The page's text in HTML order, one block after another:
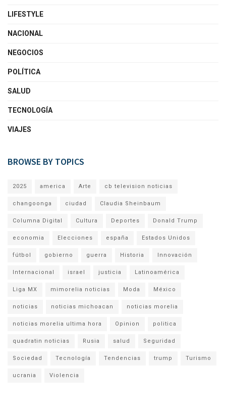
LIFESTYLE
NACIONAL
NEGOCIOS
POLÍTICA
SALUD
TECNOLOGÍA
VIAJES
BROWSE BY TOPICS
2025 america Arte cb television noticias
changoonga ciudad Claudia Sheinbaum
Columna Digital Cultura Deportes Donald Trump
economia Elecciones españa Estados Unidos
fútbol gobierno guerra Historia Innovación
Internacional israel justicia Latinoamérica
Liga MX mimorelia noticias Moda México
noticias noticias michoacan noticias morelia
noticias morelia ultima hora Opinion politica
quadratin noticias Rusia salud Seguridad
Sociedad Tecnología Tendencias trump Turismo
ucrania Violencia